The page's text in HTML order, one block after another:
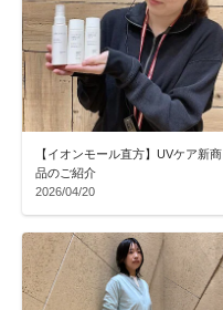
【イオンモール直方】UVケア新商
品のご紹介
2026/04/20